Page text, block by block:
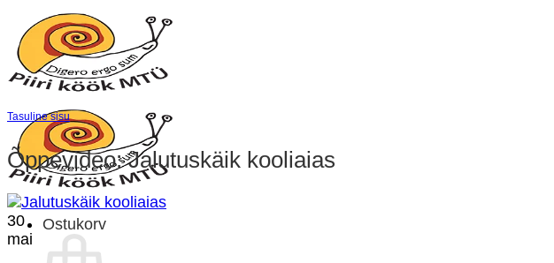
content
Ostukorv
Tasuline sisu
Õppevideo: Jalutuskäik kooliaias
30
mai